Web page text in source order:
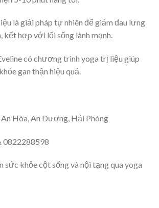
là giải pháp tự nhiên để giảm đau lưng
kết hợp với lối sống lành mạnh.
có chương trình yoga trị liệu giúp
gan thận hiệu quả.
Hòa, An Dương, Hải Phòng
0822288598
sức khỏe cột sống và nội tạng qua yoga